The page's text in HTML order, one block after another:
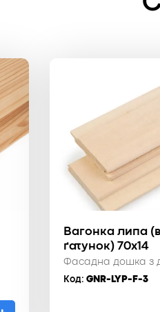
Вагонка липа
ґатунок) 70x14
Фасадна дошка з
Код:GNR-LYP-F-3